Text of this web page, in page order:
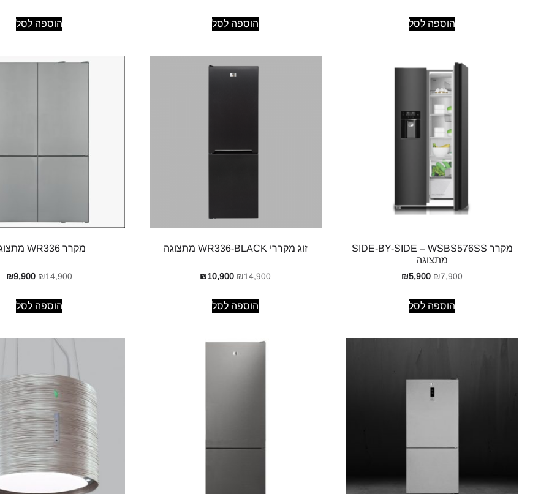
הוספה לסל הוספה לסל הוספה לסל
מקרר SIDE-BY-SIDE – WSBS576SS
מתצוגה
₪7,900
₪5,900
הוספה לסל
זוג מקררי WR336-BLACK מתצוגה
₪14,900
₪10,900
הוספה לסל
מקרר WR336 מתצוגה
₪14,900
₪9,900
הוספה לסל